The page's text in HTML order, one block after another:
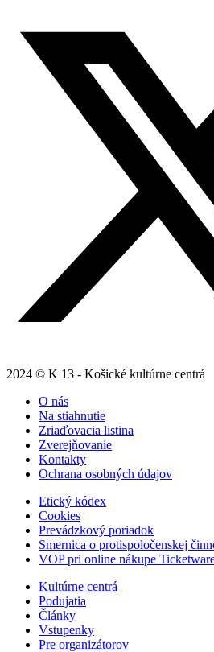
2024 © K 13 - Košické kultúrne centrá
O nás
Na stiahnutie
Zriaďovacia listina
Zverejňovanie
Kontakty
Ochrana osobných údajov
Etický kódex
Cookies
Prevádzkový poriadok
Smernica o protispoločenskej
VOP pri online nákupe
Kultúrne centrá
Podujatia
Články
Vstupenky
Pre organizátorov